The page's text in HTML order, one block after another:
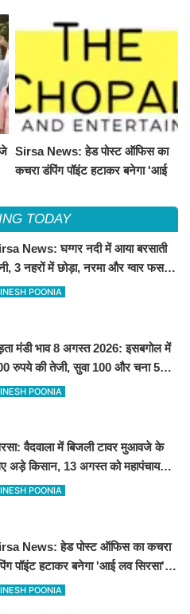
Sirsa News: हेड पोस्ट ऑफिस का
कचरा डंपिंग पॉइंट हटाकर बनेगा 'आई
TODAY
News: घग्गर नदी में आया बरसाती
3 नहरों में छोड़ा, नरमा और ग्वार फसल
फायदाPOONIA
मंडी भाव 8 अगस्त 2026: इसबगोल में
रुपये की तेजी, सुवा 100 और चना 50
मंदे POONIA
वैदवाला में बिजली टावर मुआवजे के
अड़े किसान, 13 अगस्त को महापंचायत
ऐलानPOONIA
News: हेड पोस्ट ऑफिस का कचरा
पॉइंट हटाकर बनेगा 'आई लव सिरसा'
पॉइंटPOONIA